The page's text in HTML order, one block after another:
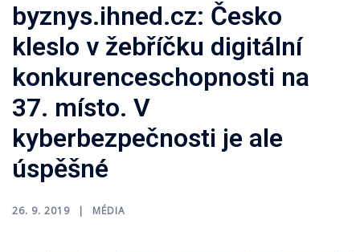
byznys.ihned.cz: Česko
kleslo v žebříčku digitální
konkurenceschopnosti na
37. místo. V
kyberbezpečnosti je ale
úspěšné
26. 9. 2019 MÉDIA